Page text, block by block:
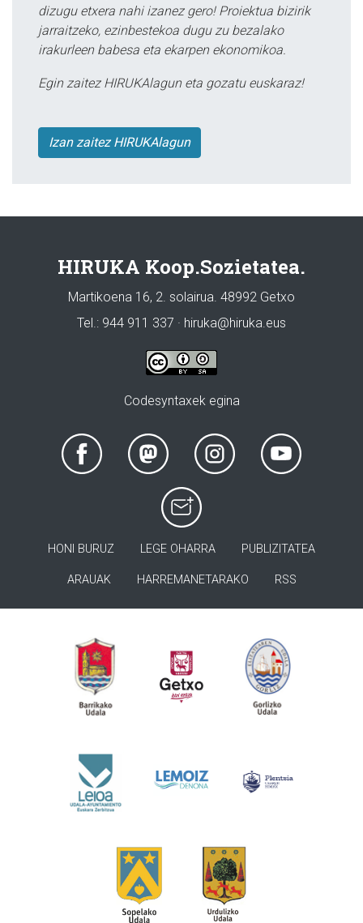
dizugu etxera nahi izanez gero! Proiektua bizirik
jarraitzeko, ezinbestekoa dugu zu bezalako
irakurleen babesa eta ekarpen ekonomikoa.
Egin zaitez HIRUKAlagun eta gozatu euskaraz!
Izan zaitez HIRUKAlagun
HIRUKA Koop.Sozietatea.
Martikoena 16, 2. solairua. 48992 Getxo
Tel.: 944 911 337 · hiruka@hiruka.eus
Codesyntaxek egina
HONI BURUZ LEGE OHARRA PUBLIZITATEA
ARAUAK HARREMANETARAKO RSS